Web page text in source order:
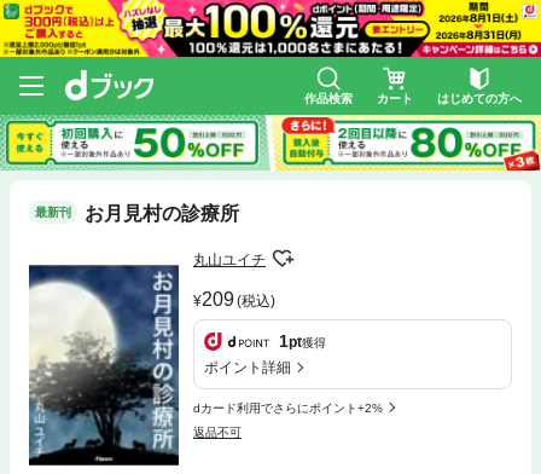
作品検索 カート はじめての方へ
最新刊 お月見村の診療所
丸山ユイチ
209(税込)
1pt獲得
ポイント詳細
dカード利用でさらにポイント+2%
返品不可